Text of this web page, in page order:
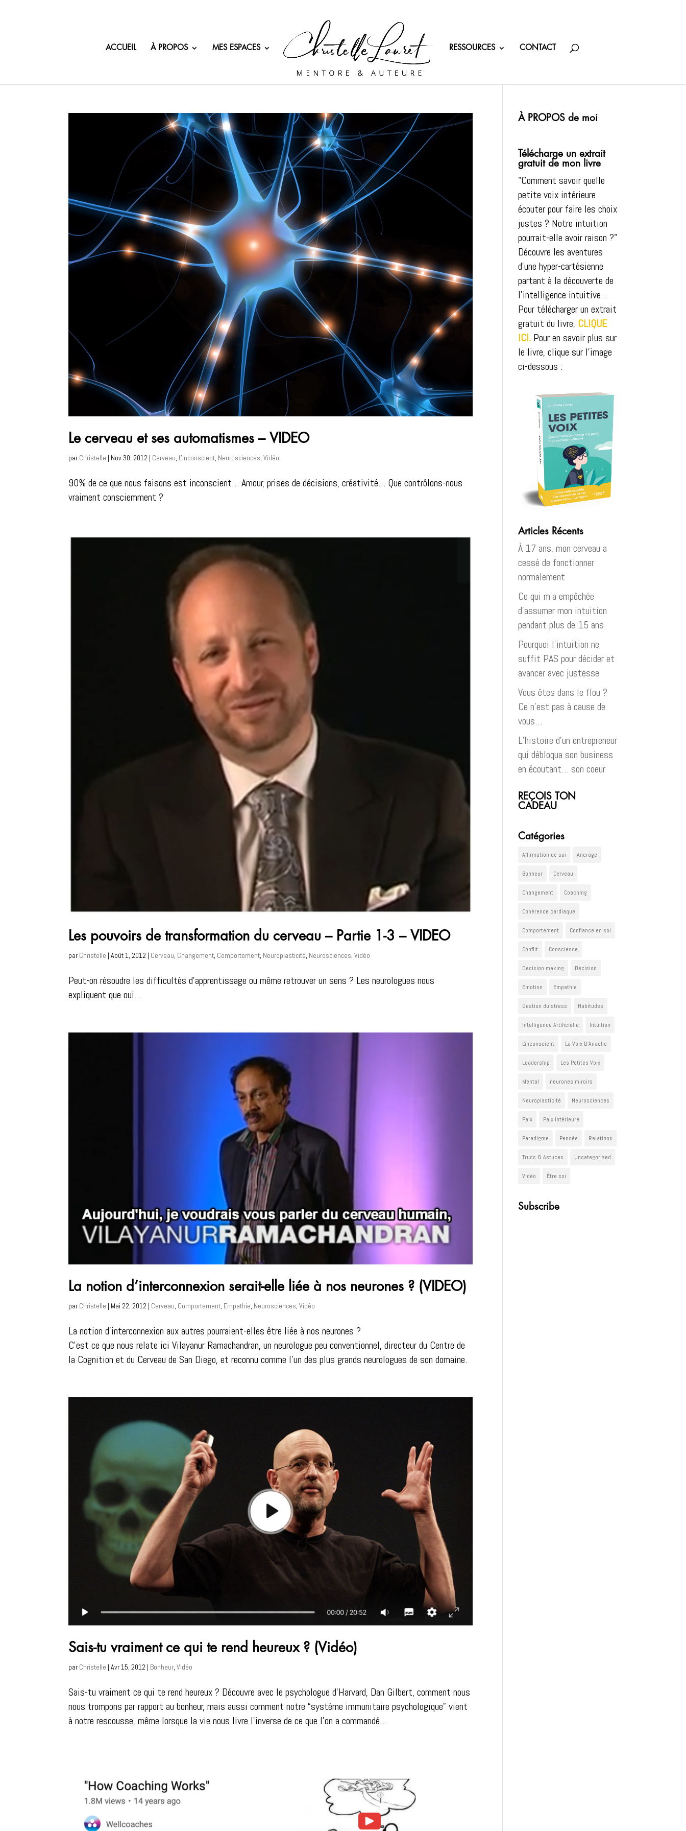
ACCUEIL À PROPOS MES ESPACES RESSOURCES CONTACT
Le cerveau et ses automatismes – VIDEO
par Christelle | Nov 30, 2012 | Cerveau, L'inconscient, Neurosciences,Vidéo
90% de ce que nous faisons est inconscient… Amour, prises de décisions, créativité… Que contrôlons-nous
vraiment consciemment ?
Les pouvoirs de transformation du cerveau – Partie 1-3 – VIDEO
par Christelle |Août 1, 2012 | Cerveau, Changement, Comportement, Neuroplasticité, Neurosciences,Vidéo
Peut-on résoudre les difficultés d’apprentissage ou même retrouver un sens ? Les neurologues nous
expliquent que oui…
La notion d’interconnexion serait-elle liée à nos neurones ? (VIDEO)
par Christelle | Mai 22, 2012 | Cerveau, Comportement, Empathie, Neurosciences,Vidéo
La notion d’interconnexion aux autres pourraient-elles être liée à nos neurones ?
C’est ce que nous relate ici Vilayanur Ramachandran, un neurologue peu conventionnel, directeur du Centre de
la Cognition et du Cerveau de San Diego, et reconnu comme l’un des plus grands neurologues de son domaine.
Sais-tu vraiment ce qui te rend heureux ? (Vidéo)
par Christelle |Avr 15, 2012 | Bonheur,Vidéo
Sais-tu vraiment ce qui te rend heureux ? Découvre avec le psychologue d’Harvard, Dan Gilbert, comment nous
nous trompons par rapport au bonheur, mais aussi comment notre “système immunitaire psychologique” vient
à notre rescousse, même lorsque la vie nous livre l’inverse de ce que l’on a commandé…
À PROPOS de moi
Télécharge un extrait
gratuit de mon livre
"Comment savoir quelle
petite voix intérieure
écouter pour faire les choix
justes ? Notre intuition
pourrait-elle avoir raison ?"
Découvre les aventures
d'une hyper-cartésienne
partant à la découverte de
l'intelligence intuitive...
Pour télécharger un extrait
gratuit du livre, CLIQUE
ICI. Pour en savoir plus sur
le livre, clique sur l'image
ci-dessous :
Articles Récents
À 17 ans, mon cerveau a
cessé de fonctionner
normalement
Ce qui m’a empêchée
d’assumer mon intuition
pendant plus de 15 ans
Pourquoi l’intuition ne
suffit PAS pour décider et
avancer avec justesse
Vous êtes dans le flou ?
Ce n’est pas à cause de
vous…
L’histoire d’un entrepreneur
qui débloqua son business
en écoutant… son coeur
REÇOIS TON
CADEAU
Catégories
Affirmation de soi Ancrage
Bonheur Cerveau
Changement Coaching
Cohérence cardiaque
Comportement Confiance en soi
Conflit Conscience
Decision making Décision
Emotion Empathie
Gestion du stress Habitudes
Intelligence Artificielle Intuition
L'inconscient La Voix D'Anaëlle
Leadership Les Petites Voix
Mental neurones miroirs
Neuroplasticité Neurosciences
Paix Paix intérieure
Paradigme Pensée Relations
Trucs & Astuces Uncategorized
Vidéo Être soi
Subscribe